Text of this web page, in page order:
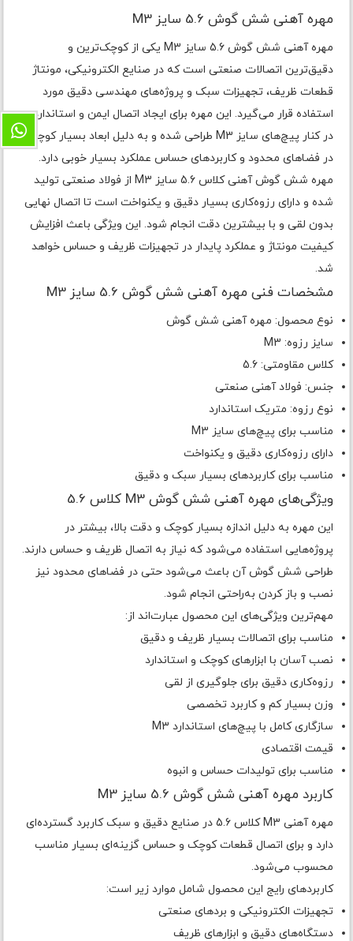
مهره آهنی شش گوش 5.6 سایز M3
مهره آهنی شش گوش 5.6 سایز M3 یکی از کوچک‌ترین و
دقیق‌ترین اتصالات صنعتی است که در صنایع الکترونیکی، مونتاژ
قطعات ظریف، تجهیزات سبک و پروژه‌های مهندسی دقیق مورد
استفاده قرار می‌گیرد. این مهره برای ایجاد اتصال ایمن و استاندارد
در کنار پیچ‌های سایز M3 طراحی شده و به دلیل ابعاد بسیار کوچک،
در فضاهای محدود و کاربردهای حساس عملکرد بسیار خوبی دارد.
مهره شش گوش آهنی کلاس 5.6 سایز M3 از فولاد صنعتی تولید
شده و دارای رزوه‌کاری بسیار دقیق و یکنواخت است تا اتصال نهایی
بدون لقی و با بیشترین دقت انجام شود. این ویژگی باعث افزایش
کیفیت مونتاژ و عملکرد پایدار در تجهیزات ظریف و حساس خواهد
شد.
مشخصات فنی مهره آهنی شش گوش 5.6 سایز M3
نوع محصول: مهره آهنی شش گوش
سایز رزوه: M3
کلاس مقاومتی: 5.6
جنس: فولاد آهنی صنعتی
نوع رزوه: متریک استاندارد
مناسب برای پیچ‌های سایز M3
دارای رزوه‌کاری دقیق و یکنواخت
مناسب برای کاربردهای بسیار سبک و دقیق
ویژگی‌های مهره آهنی شش گوش M3 کلاس 5.6
این مهره به دلیل اندازه بسیار کوچک و دقت بالا، بیشتر در
پروژه‌هایی استفاده می‌شود که نیاز به اتصال ظریف و حساس دارند.
طراحی شش گوش آن باعث می‌شود حتی در فضاهای محدود نیز
نصب و باز کردن به‌راحتی انجام شود.
مهم‌ترین ویژگی‌های این محصول عبارت‌اند از:
مناسب برای اتصالات بسیار ظریف و دقیق
نصب آسان با ابزارهای کوچک و استاندارد
رزوه‌کاری دقیق برای جلوگیری از لقی
وزن بسیار کم و کاربرد تخصصی
سازگاری کامل با پیچ‌های استاندارد M3
قیمت اقتصادی
مناسب برای تولیدات حساس و انبوه
کاربرد مهره آهنی شش گوش 5.6 سایز M3
مهره آهنی M3 کلاس 5.6 در صنایع دقیق و سبک کاربرد گسترده‌ای
دارد و برای اتصال قطعات کوچک و حساس گزینه‌ای بسیار مناسب
محسوب می‌شود.
کاربردهای رایج این محصول شامل موارد زیر است:
تجهیزات الکترونیکی و بردهای صنعتی
دستگاه‌های دقیق و ابزارهای ظریف